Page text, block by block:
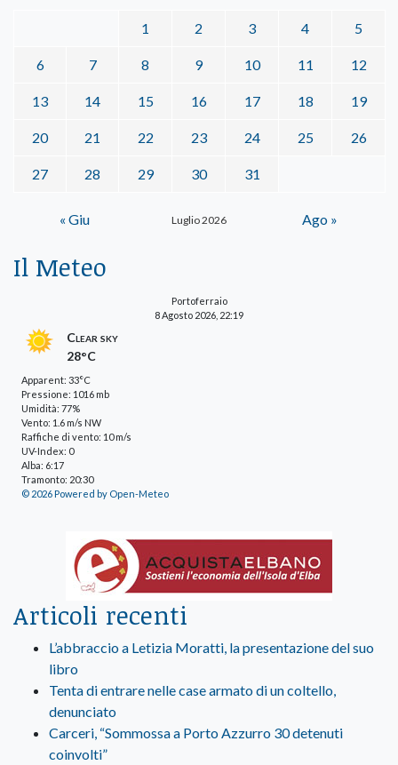
Luglio 2026
1 2 3 4 5
6 7 8 9 10 11 12
13 14 15 16 17 18 19
20 21 22 23 24 25 26
27 28 29 30 31
« Giu Ago »
Il Meteo
Portoferraio
8 Agosto 2026, 22:19
Clear sky
28°C
Apparent: 33°C
Pressione: 1016 mb
Umidità: 77%
Vento: 1.6 m/s NW
Raffiche di vento: 10 m/s
UV-Index: 0
Alba: 6:17
Tramonto: 20:30
© 2026 Powered by Open-Meteo
Articoli recenti
L’abbraccio a Letizia Moratti, la presentazione del suo
libro
Tenta di entrare nelle case armato di un coltello,
denunciato
Carceri, “Sommossa a Porto Azzurro 30 detenuti
coinvolti”